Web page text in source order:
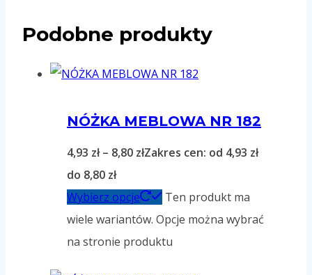
Podobne produkty
NÓŻKA MEBLOWA NR 182
4,93 zł – 8,80 złZakres cen: od 4,93 zł
do 8,80 zł
Wybierz opcje
Ten produkt ma
wiele wariantów. Opcje można wybrać
na stronie produktu